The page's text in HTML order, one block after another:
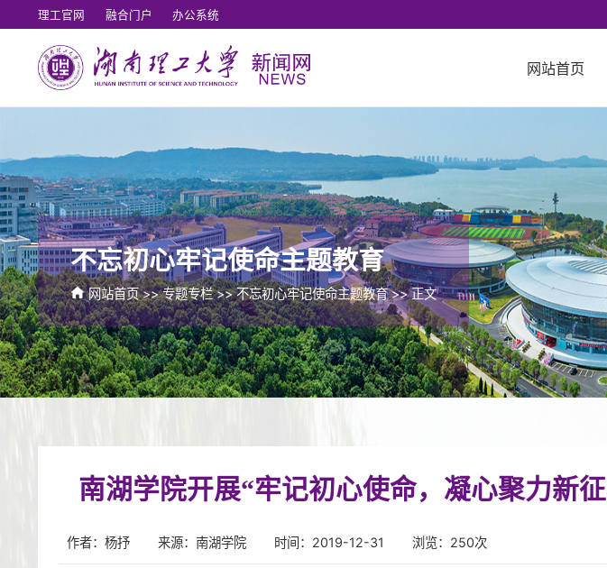
理工官网 融合门户 办公系统
网站首页
不忘初心牢记使命主题教育
网站首页>>专题专栏>>不忘初心牢记使命主题教育>> 正文
南湖学院开展“牢记初心使命，凝心聚力新
作者：杨抒 来源：南湖学院 时间：2019-12-31 浏览： 250次